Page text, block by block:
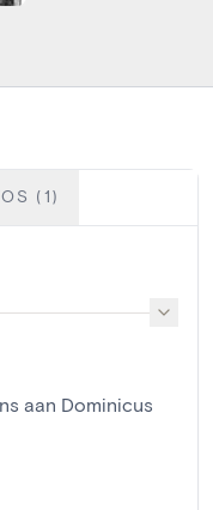
(1)
aan Dominicus